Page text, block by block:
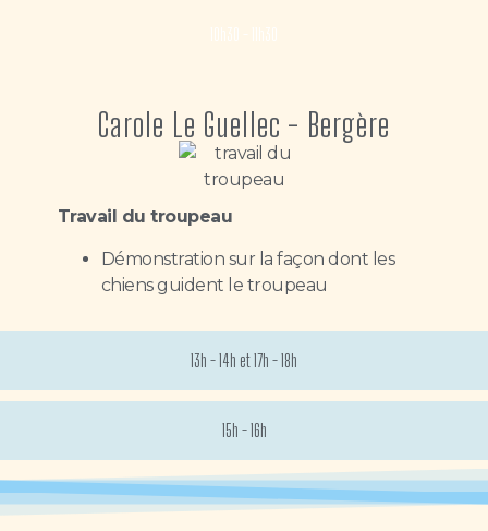
13h - 14h et 17h - 18h
15h - 16h
Carole Le Guellec - Bergère
Travail du troupeau
Démonstration sur la façon dont les
chiens guident le troupeau